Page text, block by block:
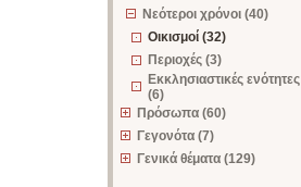
Νεότεροι χρόνοι (40)
Οικισμοί (32)
Περιοχές (3)
Εκκλησιαστικές ενότητες
(6)
Πρόσωπα (60)
Γεγονότα (7)
Γενικά θέματα (129)